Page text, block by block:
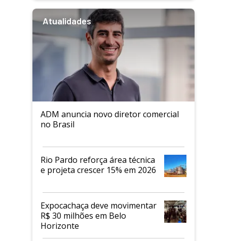
Atualidades
ADM anuncia novo diretor comercial
no Brasil
Rio Pardo reforça área técnica
e projeta crescer 15% em 2026
Expocachaça deve movimentar
R$ 30 milhões em Belo
Horizonte